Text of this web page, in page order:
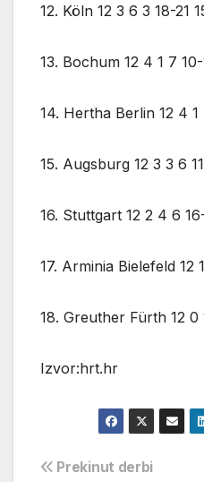
12. Köln 12 3 6 3 18-21
13. Bochum 12 4 1 7 10-
14. Hertha Berlin 12 4 1
15. Augsburg 12 3 3 6
16. Stuttgart 12 2 4 6
17. Arminia Bielefeld 12
18. Greuther Fürth 12 0
Izvor:hrt.hr
Navigacija
Prekinut derbi